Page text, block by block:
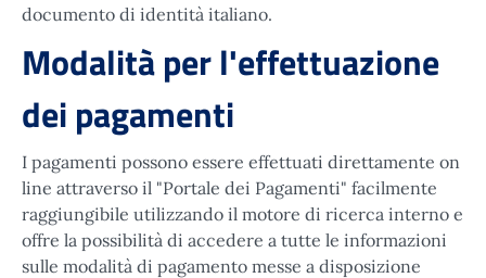
documento di identità italiano.
Modalità per l'effettuazione
dei pagamenti
I pagamenti possono essere effettuati direttamente on
line attraverso il "Portale dei Pagamenti" facilmente
raggiungibile utilizzando il motore di ricerca interno e
offre la possibilità di accedere a tutte le informazioni
sulle modalità di pagamento messe a disposizione